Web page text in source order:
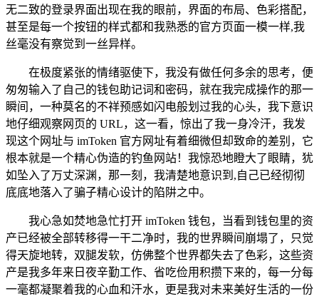
无二致的登录界面出现在我的眼前，界面的布局、色彩搭配，
甚至是每一个按钮的样式都和我熟悉的官方页面一模一样,我
丝毫没有察觉到一丝异样。
在极度紧张的情绪驱使下，我没有做任何多余的思考，便
匆匆输入了自己的钱包助记词和密码，就在我完成操作的那一
瞬间，一种莫名的不祥预感如闪电般划过我的心头，我下意识
地仔细观察网页的 URL，这一看，惊出了我一身冷汗，我发
现这个网址与 imToken 官方网址有着细微但却致命的差别，它
根本就是一个精心伪造的钓鱼网站！我惊恐地瞪大了眼睛，犹
如坠入了万丈深渊，那一刻，我清楚地意识到,自己已经彻彻
底底地落入了骗子精心设计的陷阱之中。
我心急如焚地急忙打开 imToken 钱包，当看到钱包里的资
产已经被全部转移得一干二净时，我的世界瞬间崩塌了，只觉
得天旋地转，双腿发软，仿佛整个世界都失去了色彩，这些资
产是我多年来日夜辛勤工作、省吃俭用积攒下来的，每一分每
一毫都凝聚着我的心血和汗水，更是我对未来美好生活的一份